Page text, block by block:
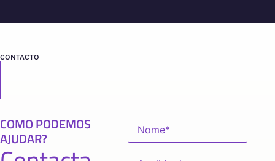
CONTACTO
COMO PODEMOS
AJUDAR?